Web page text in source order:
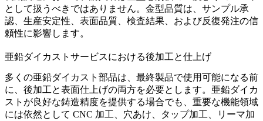
として扱うべきではありません。金型品質は、サンプル承
認、生産安定性、表面品質、検査結果、および反復発注の信
頼性に影響します。
亜鉛ダイカストサービスにおける後加工と仕上げ
多くの亜鉛ダイカスト部品は、最終製品で使用可能になる前
に、後加工と表面仕上げの両方を必要とします。亜鉛ダイカ
ストが良好な鋳造精度を提供する場合でも、重要な機能領域
には依然として CNC 加工、穴あけ、タップ加工、リーマ加